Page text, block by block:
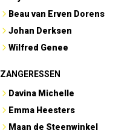
Beau van Erven Dorens
Johan Derksen
Wilfred Genee
ZANGERESSEN
Davina Michelle
Emma Heesters
Maan de Steenwinkel